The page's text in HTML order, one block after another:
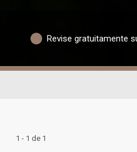
Revise gratuitamente
1 - 1 de 1